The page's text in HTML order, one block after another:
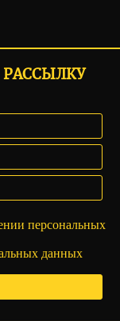
персональных
данных